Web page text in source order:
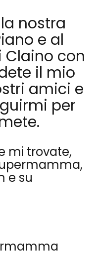
nostra
e al
Claino con
il mio
amici e
per
mi trovate,
e su